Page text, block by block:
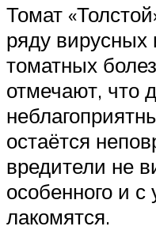
Томат
ряду вирусных
томатных
отмечают, что
остаётся
вредители не
особенного и с
лакомятся.